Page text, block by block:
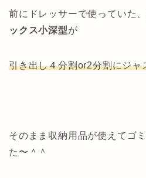
前にドレッサーで使っていた、
ックス小深型が
引き出し４分割or2分割にジャ
そのまま収納用品が使えてゴ
た〜＾＾